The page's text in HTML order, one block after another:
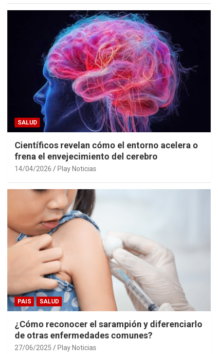
SALUD
Científicos revelan cómo el entorno acelera o
frena el envejecimiento del cerebro
14/04/2026 Play Noticias
PAIS SALUD
¿Cómo reconocer el sarampión y diferenciarlo
de otras enfermedades comunes?
27/06/2025 Play Noticias